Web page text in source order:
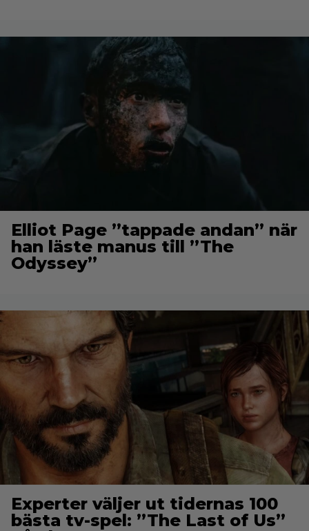
Elliot Page ”tappade andan” när
han läste manus till ”The
Odyssey”
Experter väljer ut tidernas 100
bästa tv-spel: ”The Last of Us”